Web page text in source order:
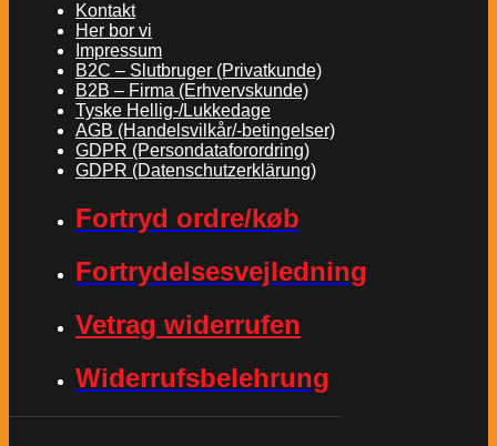
Kontakt
Her bor vi
Impressum
B2C – Slutbruger (Privatkunde)
B2B – Firma (Erhvervskunde)
Tyske Hellig-/Lukkedage
AGB (Handelsvilkår/-betingelser)
GDPR (Persondataforordring)
GDPR (Datenschutzerklärung)
Fortryd ordre/køb
Fortrydelsesvejledning
Vetrag widerrufen
Widerrufsbelehrung